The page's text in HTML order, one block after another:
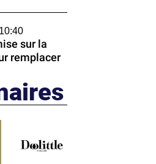
sur la
remplacer